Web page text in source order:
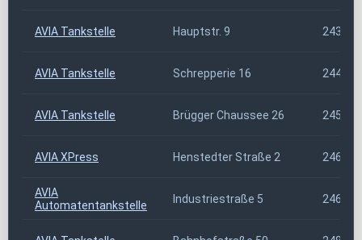
AVIA Tankstelle Hauptstr. 9 24361
AVIA Tankstelle Schrepperie 16 24409
AVIA Tankstelle Brügger Chaussee 26 24582
AVIA XPress Henstedter Straße 2 24629
AVIA
Automatentankstelle
Industriestraße 5 24647